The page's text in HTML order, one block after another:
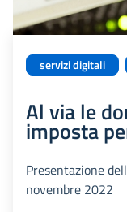
servizi digitali
Al via le
imposta
Presentazione
novembre 2022